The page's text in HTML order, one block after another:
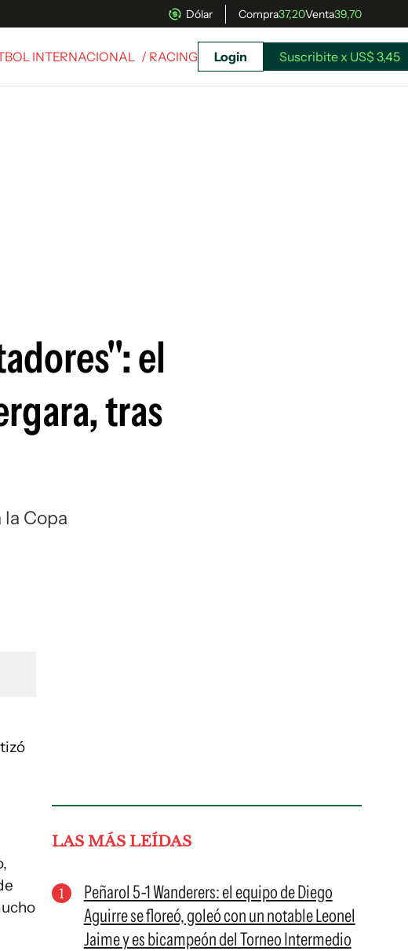
Dólar Compra37,20Venta39,70
Suscribite x US$ 3,45
INTERNACIONAL / RACING Login Suscribite x US$ 3,45
el
tras
Copa
LAS MÁS LEÍDAS
Peñarol 5-1 Wanderers: el equipo de Diego
Aguirre se floreó, goleó con un notable Leonel
Jaime y es bicampeón del Torneo Intermedio